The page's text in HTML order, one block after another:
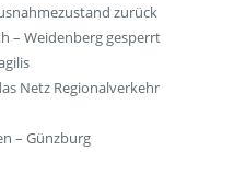
zurück
– Weidenberg gesperrt
Netz Regionalverkehr
– Günzburg